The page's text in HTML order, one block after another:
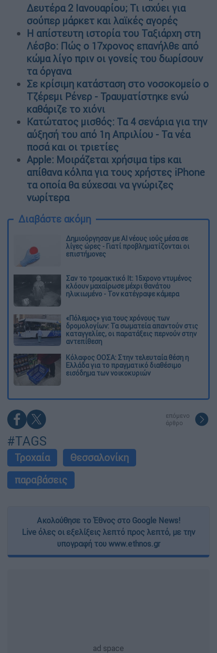
Δευτέρα 2 Ιανουαρίου; Τι ισχύει για
σούπερ μάρκετ και λαϊκές αγορές
Η απίστευτη ιστορία του Ταξιάρχη στη
Λέσβο: Πώς ο 17χρονος επανήλθε από
κώμα λίγο πριν οι γονείς του δωρίσουν
τα όργανα
Σε κρίσιμη κατάσταση στο νοσοκομείο o
Τζέρεμι Ρένερ - Τραυματίστηκε ενώ
καθάριζε το χιόνι
Κατώτατος μισθός: Τα 4 σενάρια για την
αύξησή του από 1η Απριλίου - Τα νέα
ποσά και οι τριετίες
Apple: Μοιράζεται χρήσιμα tips και
απίθανα κόλπα για τους χρήστες iPhone
τα οποία θα εύχεσαι να γνώριζες
νωρίτερα
Διαβάστε ακόμη
Δημιούργησαν με AI νέους ιούς μέσα σε
λίγες ώρες - Γιατί προβληματίζονται οι
επιστήμονες
Σαν το τρομακτικό It: 15χρονο ντυμένος
κλόουν μαχαίρωσε μέχρι θανάτου
ηλικιωμένο - Τον κατέγραψε κάμερα
«Πόλεμος» για τους χρόνους των
δρομολογίων: Τα σωματεία απαντούν στις
καταγγελίες, οι παρατάξεις περνούν στην
αντεπίθεση
Κόλαφος ΟΟΣΑ: Στην τελευταία θέση η
Ελλάδα για το πραγματικό διαθέσιμο
εισόδημα των νοικοκυριών
επόμενο
άρθρο
#TAGS
Τροχαία
Θεσσαλονίκη
παραβάσεις
Ακολούθησε το Έθνος στο Google News!
Live όλες οι εξελίξεις λεπτό προς λεπτό, με την
υπογραφή του www.ethnos.gr